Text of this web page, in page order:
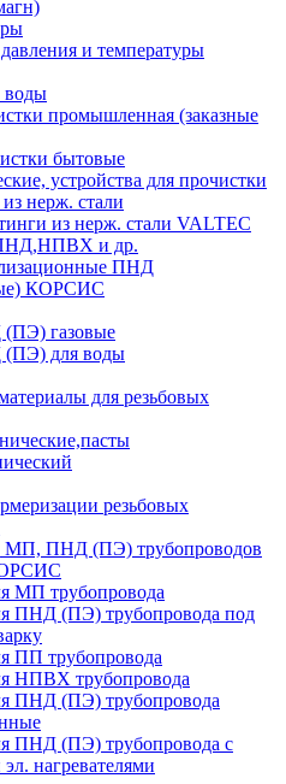
и температуры
воды
промышленная (заказные
бытовые
устройства для прочистки
нерж. стали
из нерж. стали VALTEC
и др.
ПНД
КОРСИС
газовые
для воды
для резьбовых
резьбовых
ПНД (ПЭ) трубопроводов
МП трубопровода
ПНД (ПЭ) трубопровода под
ПП трубопровода
НПВХ трубопровода
ПНД (ПЭ) трубопровода
ПНД (ПЭ) трубопровода с
нагревателями